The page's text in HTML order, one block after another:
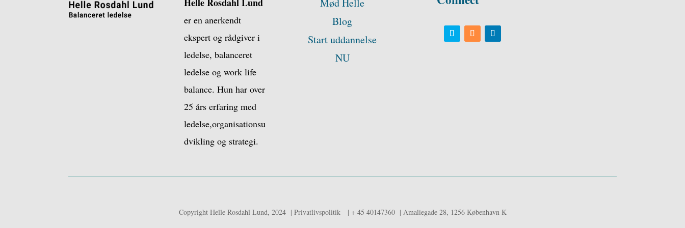
er en anerkendt
ekspert og rådgiver i
ledelse, balanceret
ledelse og work life
balance. Hun har over
25 års erfaring med
ledelse,organisationsu
dvikling og strategi.
Blog
Start uddannelse
NU
Copyright Helle Rosdahl Lund, 2024 | Privatlivspolitik | + 45 40147360 | Amaliegade 28, 1256 København K